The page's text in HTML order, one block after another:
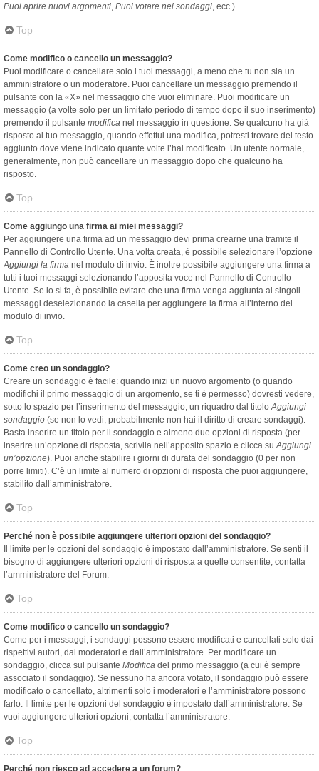
Puoi aprire nuovi argomenti, Puoi votare nei sondaggi, ecc.).
Top
Come modifico o cancello un messaggio?
Puoi modificare o cancellare solo i tuoi messaggi, a meno che tu non sia un
amministratore o un moderatore. Puoi cancellare un messaggio premendo il
pulsante con la «X» nel messaggio che vuoi eliminare. Puoi modificare un
messaggio (a volte solo per un limitato periodo di tempo dopo il suo inserimento)
premendo il pulsante modifica nel messaggio in questione. Se qualcuno ha già
risposto al tuo messaggio, quando effettui una modifica, potresti trovare del testo
aggiunto dove viene indicato quante volte l’hai modificato. Un utente normale,
generalmente, non può cancellare un messaggio dopo che qualcuno ha
risposto.
Top
Come aggiungo una firma ai miei messaggi?
Per aggiungere una firma ad un messaggio devi prima crearne una tramite il
Pannello di Controllo Utente. Una volta creata, è possibile selezionare l’opzione
Aggiungi la firma nel modulo di invio. È inoltre possibile aggiungere una firma a
tutti i tuoi messaggi selezionando l’apposita voce nel Pannello di Controllo
Utente. Se lo si fa, è possibile evitare che una firma venga aggiunta ai singoli
messaggi deselezionando la casella per aggiungere la firma all’interno del
modulo di invio.
Top
Come creo un sondaggio?
Creare un sondaggio è facile: quando inizi un nuovo argomento (o quando
modifichi il primo messaggio di un argomento, se ti è permesso) dovresti vedere,
sotto lo spazio per l’inserimento del messaggio, un riquadro dal titoloAggiungi
sondaggio (se non lo vedi, probabilmente non hai il diritto di creare sondaggi).
Basta inserire un titolo per il sondaggio e almeno due opzioni di risposta (per
inserire un’opzione di risposta, scrivila nell’apposito spazio e clicca suAggiungi
un’opzione). Puoi anche stabilire i giorni di durata del sondaggio (0 per non
porre limiti). C’è un limite al numero di opzioni di risposta che puoi aggiungere,
stabilito dall’amministratore.
Top
Perché non è possibile aggiungere ulteriori opzioni del sondaggio?
Il limite per le opzioni del sondaggio è impostato dall’amministratore. Se senti il
bisogno di aggiungere ulteriori opzioni di risposta a quelle consentite, contatta
l’amministratore del Forum.
Top
Come modifico o cancello un sondaggio?
Come per i messaggi, i sondaggi possono essere modificati e cancellati solo dai
rispettivi autori, dai moderatori e dall’amministratore. Per modificare un
sondaggio, clicca sul pulsante Modifica del primo messaggio (a cui è sempre
associato il sondaggio). Se nessuno ha ancora votato, il sondaggio può essere
modificato o cancellato, altrimenti solo i moderatori e l’amministratore possono
farlo. Il limite per le opzioni del sondaggio è impostato dall’amministratore. Se
vuoi aggiungere ulteriori opzioni, contatta l’amministratore.
Top
Perché non riesco ad accedere a un forum?